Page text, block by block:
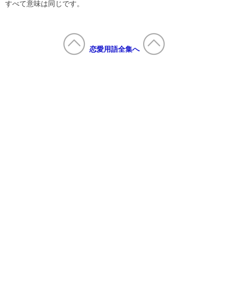
すべて意味は同じです。
恋愛用語全集へ